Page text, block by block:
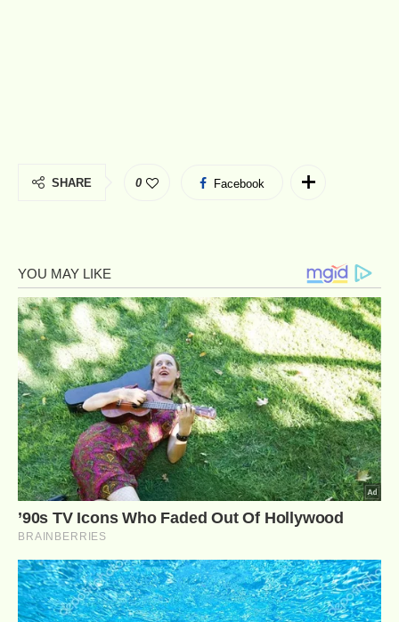
SHARE 0 Facebook